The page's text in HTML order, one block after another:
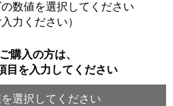
数値を選択してください
入力ください）
購入の方は、
目を入力してください
選択してください